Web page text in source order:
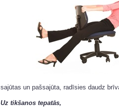
sajūtas un pašsajūta, radīsies daudz
Uz tikšanos tepatās,